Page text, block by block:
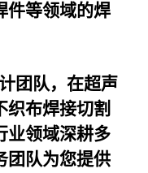
件等领域的焊
团队，在超声
织布焊接切割
业领域深耕多
团队为您提供